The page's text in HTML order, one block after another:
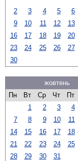
2
3 4 5 6
9
10 11 12 13
16
17 18 19 20
23
24 25 26 27
30
жовтень
Пн
Вт Ср Чт Пт
1
2 3 4
7
8 9 10 11
14
15 16 17 18
21
22 23 24 25
28
29 30 31